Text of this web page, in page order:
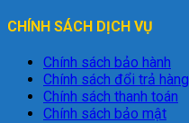
CHÍNH SÁCH DỊCH VỤ
Chính sách bảo hành
Chính sách đổi trả hàng
Chính sách thanh toán
Chính sách bảo mật